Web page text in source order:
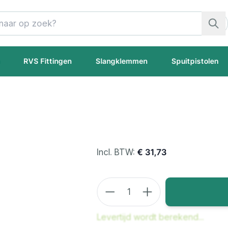
RVS Fittingen Slangklemmen Spuitpistolen
€ 31,73
Aantal
Levertijd wordt berekend...